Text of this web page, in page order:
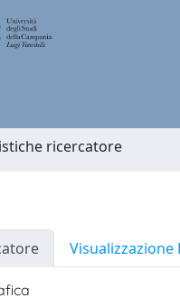
ricercatore
Visualizzazione